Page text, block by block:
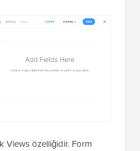
Views özelliğidir. Form